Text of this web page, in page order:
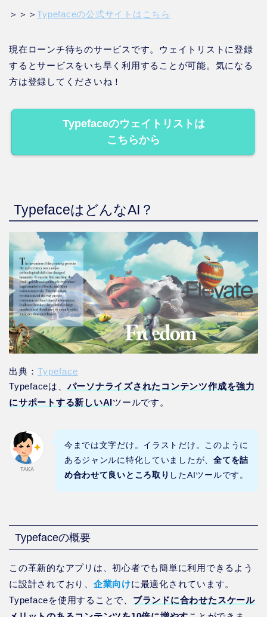
＞＞＞Typefaceの公式サイトはこちら
現在ローンチ待ちのサービスです。ウェイトリストに登録
するとサービスをいち早く利用することが可能。気になる
方は登録してくださいね！
Typefaceのウェイトリストは
こちらから
TypefaceはどんなAI？
出典： Typeface
Typefaceは、 パーソナライズされたコンテンツ作成を強力
にサポートする新しいAIツールです。
TAKA
今までは文字だけ。イラストだけ。このように
あるジャンルに特化していましたが、全てを詰
め合わせて良いところ取り したAIツールです。
Typefaceの概要
この革新的なアプリは、初心者でも簡単に利用できるよう
に設計されており、 企業向けに最適化されています。
Typefaceを使用することで、 ブランドに合わせたスケール